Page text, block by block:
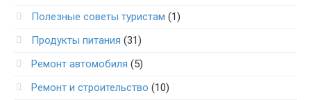
Полезные советы туристам (1)
Продукты питания (31)
Ремонт автомобиля (5)
Ремонт и строительство (10)